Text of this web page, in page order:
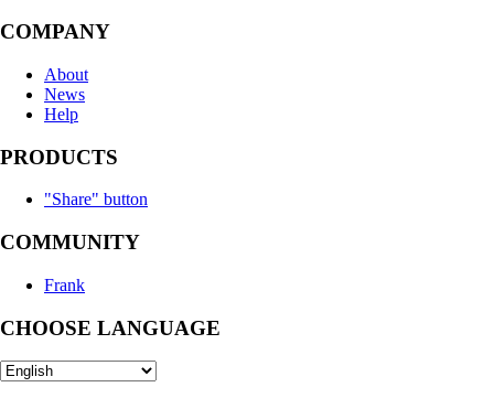
COMPANY
About
News
Help
PRODUCTS
"Share" button
COMMUNITY
Frank
CHOOSE LANGUAGE